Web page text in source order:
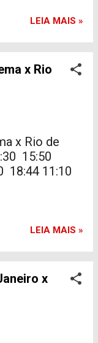
LEIA MAIS »
x Rio
x Rio de
15:50
18:44 11:10
LEIA MAIS »
x